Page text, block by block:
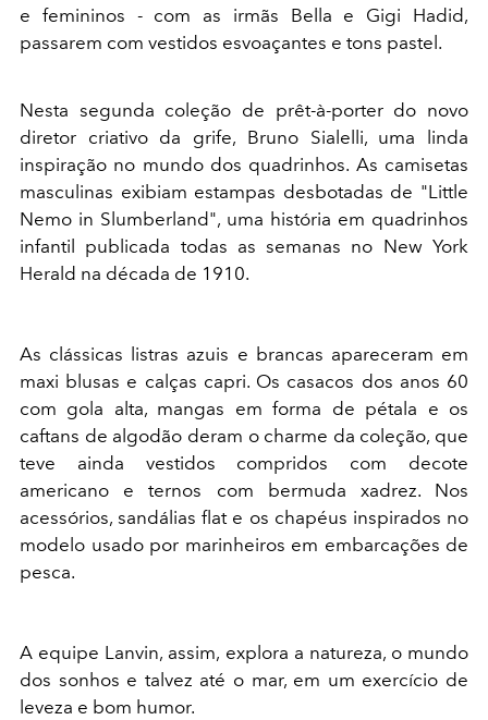
e femininos - com as irmãs Bella e Gigi Hadid,
passarem com vestidos esvoaçantes e tons pastel.
Nesta segunda coleção de prêt-à-porter do novo
diretor criativo da grife, Bruno Sialelli, uma linda
inspiração no mundo dos quadrinhos. As camisetas
masculinas exibiam estampas desbotadas de "Little
Nemo in Slumberland", uma história em quadrinhos
infantil publicada todas as semanas no New York
Herald na década de 1910.
As clássicas listras azuis e brancas apareceram em
maxi blusas e calças capri. Os casacos dos anos 60
com gola alta, mangas em forma de pétala e os
caftans de algodão deram o charme da coleção, que
teve ainda vestidos compridos com decote
americano e ternos com bermuda xadrez. Nos
acessórios, sandálias flat e os chapéus inspirados no
modelo usado por marinheiros em embarcações de
pesca.
A equipe Lanvin, assim, explora a natureza, o mundo
dos sonhos e talvez até o mar, em um exercício de
leveza e bom humor.